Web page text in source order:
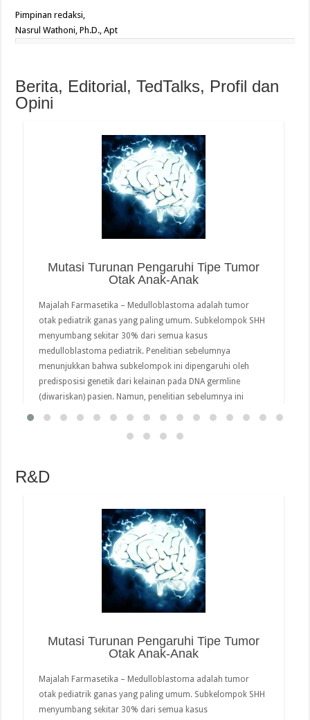
Pimpinan redaksi,
Nasrul Wathoni, Ph.D., Apt
Berita, Editorial, TedTalks, Profil dan
Opini
Mutasi Turunan Pengaruhi Tipe Tumor
Otak Anak-Anak
Majalah Farmasetika – Medulloblastoma adalah tumor
otak pediatrik ganas yang paling umum. Subkelompok SHH
menyumbang sekitar 30% dari semua kasus
medulloblastoma pediatrik. Penelitian sebelumnya
menunjukkan bahwa subkelompok ini dipengaruhi oleh
predisposisi genetik dari kelainan pada DNA germline
(diwariskan) pasien. Namun, penelitian sebelumnya ini
terbatas pada gen predisposisi kanker yang diketahui. Tim
R&D
Mutasi Turunan Pengaruhi Tipe Tumor
Otak Anak-Anak
Majalah Farmasetika – Medulloblastoma adalah tumor
otak pediatrik ganas yang paling umum. Subkelompok SHH
menyumbang sekitar 30% dari semua kasus